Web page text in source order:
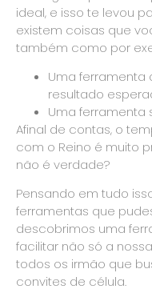
ideal, e isso te levou
existem coisas que
também como por
Uma ferramenta
resultado
Uma ferramenta
Afinal de contas, o
com o Reino é muito
não é verdade?
Pensando em tudo
ferramentas que
descobrimos uma
facilitar não só a
todos os irmão que
convites de célula.